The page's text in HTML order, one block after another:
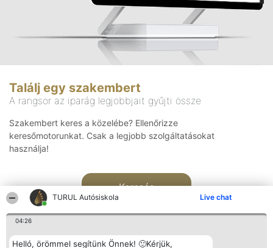
TURUL Autósiskola Live chat
04:26
Helló, örömmel segítünk Önnek! 🙂Kérjük,
Találj egy szakembert
A rangsor az iparág legjobbjait gyűjti össze
Szakembert keres a közelébe? Ellenőrizze
keresőmotorunkat. Csak a legjobb szolgáltatásokat
használja!
Keresés